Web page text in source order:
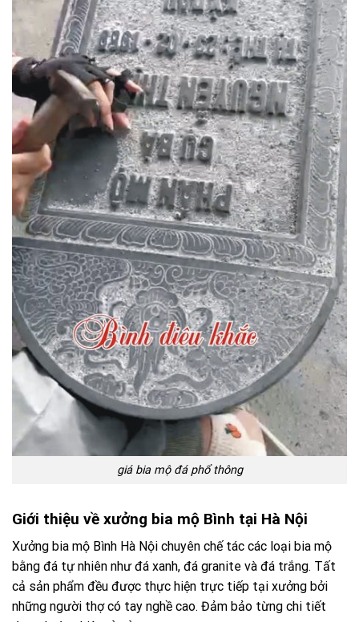
giá bia mộ đá phổ thông
Giới thiệu về xưởng bia mộ Bình tại Hà Nội
Xưởng bia mộ Bình Hà Nội chuyên chế tác các loại bia mộ
bằng đá tự nhiên như đá xanh, đá granite và đá trắng. Tất
cả sản phẩm đều được thực hiện trực tiếp tại xưởng bởi
những người thợ có tay nghề cao. Đảm bảo từng chi tiết